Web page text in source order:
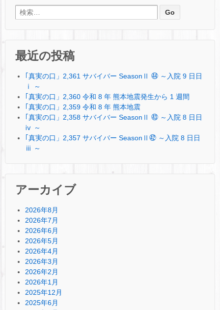
検索:
最近の投稿
｢真実の口」2,361 サバイバー SeasonⅡ ㊹ ～入院 9 日日
ⅰ ～
｢真実の口」2,360 令和 8 年 熊本地震発生から 1 週間
｢真実の口」2,359 令和 8 年 熊本地震
｢真実の口」2,358 サバイバー SeasonⅡ ㊸ ～入院 8 日日
ⅳ ～
｢真実の口」2,357 サバイバー SeasonⅡ㊷ ～入院 8 日日
ⅲ ～
アーカイブ
2026年8月
2026年7月
2026年6月
2026年5月
2026年4月
2026年3月
2026年2月
2026年1月
2025年12月
2025年6月